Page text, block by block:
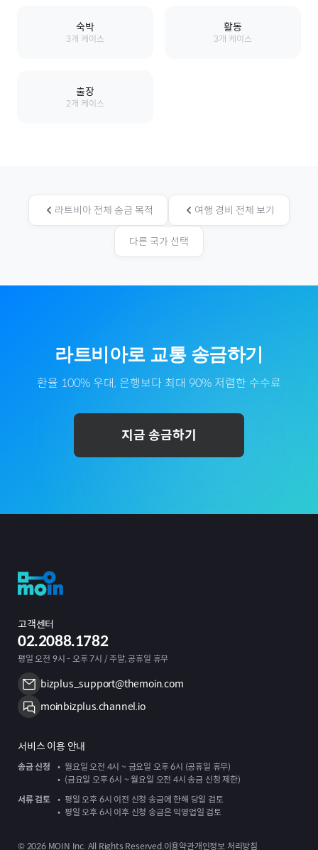
숙박
3개 케이스
활동
3개 케이스
출장
2개 케이스
라트비아 전체 송금 목적 여행 경비 전체 보기
다른 국가 선택
라트비아로 교통 송금하기
환율 100% 우대, 은행보다 최대 90% 저렴한 수수료
지금 송금하기
고객센터
02.2088.1782
평일 오전 9시 - 오후 7시 / 주말, 공휴일 휴무
bizplus_support@themoin.com
moinbizplus.channel.io
서비스 이용 안내
송금 신청
월요일 오전 4시 ~ 금요일 오후 6시 (공휴일 휴무)
(금요일 오후 6시 ~ 월요일 오전 4시 송금 신청 제한)
서류 검토
평일 오후 6시 이전 신청 송금에 한해 당일 검토
평일 오후 6시 이후 신청 송금은 익영업일 검토
© 2026MOIN Inc. All Rights Reserved.이용약관개인정보 처리방침